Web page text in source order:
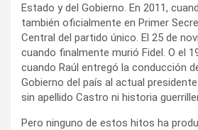
Estado y del Gobierno. En 2011,
también oficialmente en Primer
Central del partido único. El 25 de
cuando finalmente murió Fidel. O el
cuando Raúl entregó la conducción
Gobierno del país al actual
sin apellido Castro ni historia
Pero ninguno de estos hitos ha